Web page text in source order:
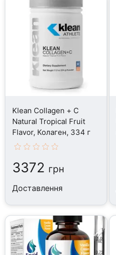
Klean Collagen + C
Natural Tropical Fruit
Flavor, Колаген, 334 г
3372 грн
Доставлення